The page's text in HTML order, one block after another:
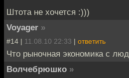
Штота не хочется :)))
Voyager »
#14 | 11.08.10 22:33 | ответить
Что рыночная экономика с
Волчебрюшко »